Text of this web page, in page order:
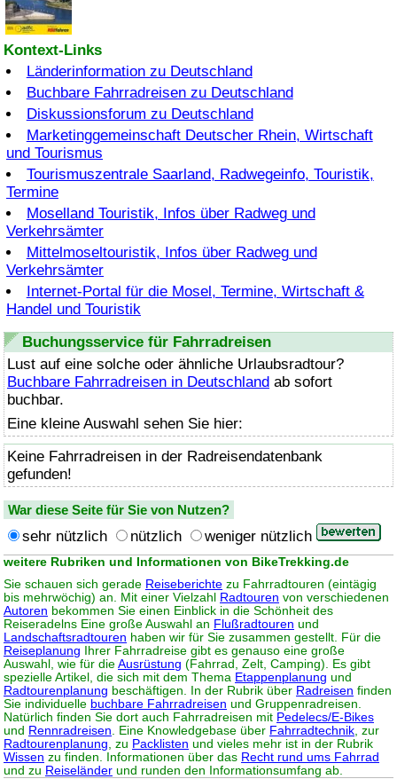
Kontext-Links
Länderinformation zu Deutschland
Buchbare Fahrradreisen zu Deutschland
Diskussionsforum zu Deutschland
Marketinggemeinschaft Deutscher Rhein, Wirtschaft
und Tourismus
Tourismuszentrale Saarland, Radwegeinfo, Touristik,
Termine
Moselland Touristik, Infos über Radweg und
Verkehrsämter
Mittelmoseltouristik, Infos über Radweg und
Verkehrsämter
Internet-Portal für die Mosel, Termine, Wirtschaft &
Handel und Touristik
Buchungsservice für Fahrradreisen
Lust auf eine solche oder ähnliche Urlaubsradtour?
Buchbare Fahrradreisen in Deutschland ab sofort
buchbar.
Eine kleine Auswahl sehen Sie hier:
Keine Fahrradreisen in der Radreisendatenbank
gefunden!
War diese Seite für Sie von Nutzen?
sehr nützlich nützlich weniger nützlich
weitere Rubriken und Informationen von BikeTrekking.de
Sie schauen sich gerade Reiseberichte zu Fahrradtouren (eintägig
bis mehrwöchig) an. Mit einer Vielzahl
Radtouren von verschiedenen
Autoren bekommen Sie einen Einblick in die Schönheit des
Reiseradelns Eine große Auswahl an Flußradtouren und
Landschaftsradtouren haben wir für Sie zusammen gestellt. Für die
Reiseplanung Ihrer Fahrradreise gibt es genauso eine große
Auswahl, wie für die Ausrüstung (Fahrrad, Zelt, Camping). Es gibt
spezielle Artikel, die sich mit dem Thema Etappenplanung und
Radtourenplanung beschäftigen. In der Rubrik über Radreisen finden
Sie individuelle buchbare Fahrradreisen und Gruppenradreisen.
Natürlich finden Sie dort auch Fahrradreisen mit Pedelecs/E-Bikes
und Rennradreisen. Eine Knowledgebase über Fahrradtechnik, zur
Radtourenplanung, zu Packlisten und vieles mehr ist in der Rubrik
Wissen zu finden. Informationen über das Recht rund ums Fahrrad
und zu Reiseländer und runden den Informationsumfang ab.